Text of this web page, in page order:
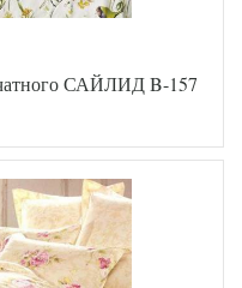
САЙЛИД B-157